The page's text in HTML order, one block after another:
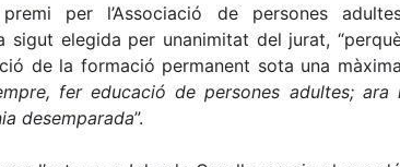
per l’Associació de persones
elegida per unanimitat del jurat,
de la formació permanent sota una màxima
fer educació de persones adultes; ara
desemparada”.